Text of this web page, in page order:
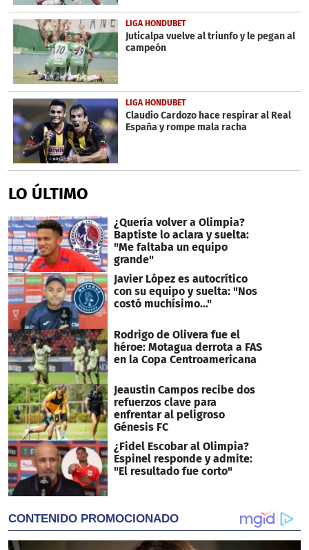
LIGA HONDUBET
Juticalpa vuelve al triunfo y le pegan al
campeón
LIGA HONDUBET
Claudio Cardozo hace respirar al Real
España y rompe mala racha
LO ÚLTIMO
¿Quería volver a Olimpia?
Baptiste lo aclara y suelta:
"Me faltaba un equipo
grande"
Javier López es autocrítico
con su equipo y suelta: "Nos
costó muchísimo..."
Rodrigo de Olivera fue el
héroe: Motagua derrota a FAS
en la Copa Centroamericana
Jeaustin Campos recibe dos
refuerzos clave para
enfrentar al peligroso
Génesis FC
¿Fidel Escobar al Olimpia?
Espinel responde y admite:
"El resultado fue corto"